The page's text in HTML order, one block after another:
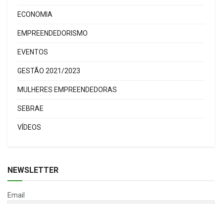
ECONOMIA
EMPREENDEDORISMO
EVENTOS
GESTÃO 2021/2023
MULHERES EMPREENDEDORAS
SEBRAE
VÍDEOS
NEWSLETTER
Email